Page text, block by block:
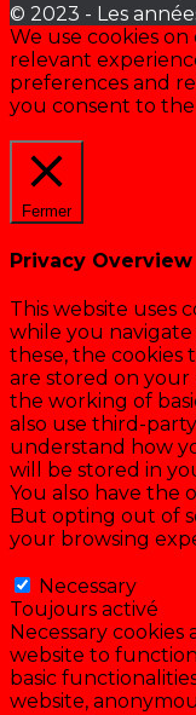
© 2023 - Les
We use cookies
relevant
preferences and
you consent to the
Fermer
Privacy Overview
This website uses
while you
these, the cookies
are stored on your
the working of
also use third-
understand how
will be stored in
You also have the
But opting out of
your browsing
Necessary
Toujours activé
Necessary
website to
basic
website,